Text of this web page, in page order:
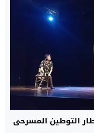
التوطين المسرحي